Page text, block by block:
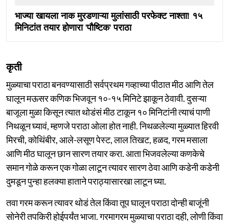
भाज्या खायला नाक मुरडणाऱ्या मुलांसाठी परफेक्ट नाश्ता! १५
मिनिटांत तयार होणारा 'पौष्टिक' पराठा
कृती
मुळ्याचा पराठा बनवण्यासाठी सर्वप्रथम गव्हाच्या पीठात मीठ आणि तेल
घालून मऊसर कणिक भिजवून १०-१५ मिनिटे झाकून ठेवावी. दुसऱ्या
बाजूला मुळा किसून त्यात थोडंसं मीठ टाकून १० मिनिटांनी त्याचं पाणी
निथळून घ्यावं, म्हणजे पराठा ओला होत नाही. निथळलेल्या मुळ्यात हिरवी
मिरची, कोथिंबीर, आले-लसूण पेस्ट, लाल तिखट, हळद, गरम मसाला
आणि मीठ घालून छान सारण तयार करा. आता भिजवलेल्या कणकेचे
समान गोळे करून एक गोळा लाटून त्यावर सारण ठेवा आणि कडेनी कडेनी
दुमडून पुन्हा हलक्या हाताने पराठ्यासारखा लाटून घ्या.
तवा गरम करून त्यावर थोडं तेल किंवा तूप घालून पराठा दोन्ही बाजूंनी
सोनेरी तपकिरी होईपर्यंत भाजा. गरमागरम मुळ्याचा पराठा दही, लोणी किंवा